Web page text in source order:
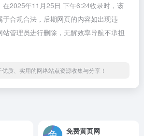
在2025年11月25日 下午6:24收录时，该
于合规合法，后期网页的内容如出现违
管理员进行删除，无解效率导航不承担
质、实用的网络站点资源收集与分享！
免费黄页网